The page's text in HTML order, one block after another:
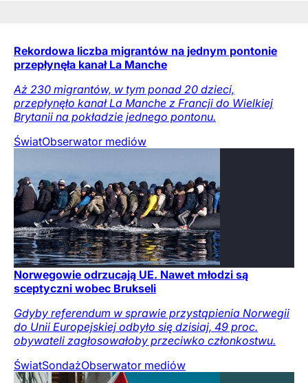
Rekordowa liczba migrantów na jednym pontonie
przepłynęła kanał La Manche
Aż 230 migrantów, w tym ponad 20 dzieci,
przepłynęło kanał La Manche z Francji do Wielkiej
Brytanii na pokładzie jednego pontonu.
ŚwiatObserwator mediów
Norwegowie odrzucają UE. Nawet młodzi są
sceptyczni wobec Brukseli
Gdyby referendum w sprawie przystąpienia Norwegii
do Unii Europejskiej odbyło się dzisiaj, 49 proc.
obywateli zagłosowałoby przeciwko członkostwu.
ŚwiatSondażObserwator mediów